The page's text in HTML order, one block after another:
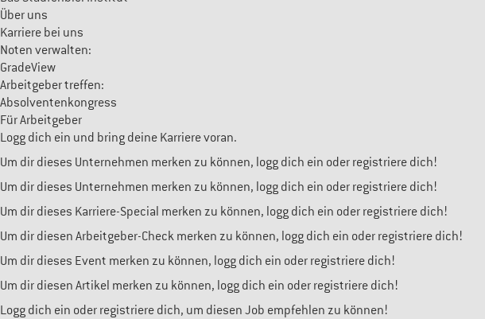
Über uns
Karriere bei uns
Noten verwalten:
GradeView
Arbeitgeber treffen:
Absolventenkongress
Für Arbeitgeber
Logg dich ein und bring deine Karriere voran.
Um dir dieses Unternehmen merken zu können, logg dich ein oder registriere dich!
Um dir dieses Unternehmen merken zu können, logg dich ein oder registriere dich!
Um dir dieses Karriere-Special merken zu können, logg dich ein oder registriere dich!
Um dir diesen Arbeitgeber-Check merken zu können, logg dich ein oder registriere dich!
Um dir dieses Event merken zu können, logg dich ein oder registriere dich!
Um dir diesen Artikel merken zu können, logg dich ein oder registriere dich!
Logg dich ein oder registriere dich, um diesen Job empfehlen zu können!